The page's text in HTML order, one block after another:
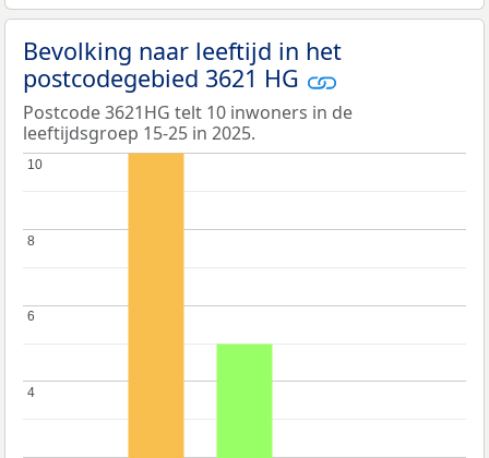
Bevolking naar leeftijd in het
postcodegebied 3621 HG
Postcode 3621HG telt 10 inwoners in de
leeftijdsgroep 15-25 in 2025.
4
4
6
6
8
8
10
10